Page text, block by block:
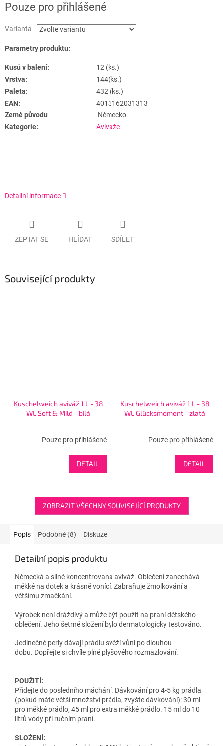
Pouze pro přihlášené
Varianta
Parametry produktu:
Kusů v balení:
12 (ks.)
Vrstva:
144(ks.)
Paleta:
432 (ks.)
EAN:
4013162031313
Země původu
Německo
Kategorie:
Aviváže
Detailní informace
ZEPTAT SE HLÍDAT SDÍLET
Související produkty
Kuschelweich aviváž 1 L - 38
WL Soft & Mild - bílá
Pouze pro přihlášené
DETAIL
Kuschelweich aviváž 1 L - 38
WL Glücksmoment - zlatá
Pouze pro přihlášené
DETAIL
ZOBRAZIT VŠECHNY SOUVISEJÍCÍ PRODUKTY
Popis Podobné (8) Diskuze
Detailní popis produktu
Německá a silně koncentrovaná aviváž. Oblečení zanechává
měkké na dotek a krásně vonící. Zabraňuje žmolkování a
většímu zmačkání.
Výrobek není dráždivý a může být použit na praní dětského
oblečení. Jeho šetrné složení bylo dermatologicky testováno.
Jedinečné perly dávají prádlu svěží vůni po dlouhou
dobu. Dopřejte si chvíle plné plyšového rozmazlování.
POUŽITÍ:
Přidejte do posledního máchání. Dávkování pro 4-5 kg prádla
(pokud máte větší množství prádla, zvyšte dávkování): 30 ml
pro měkké prádlo, 45 ml pro extra měkké prádlo. 15 ml do 10
litrů vody při ručním praní.
SLOŽENÍ: